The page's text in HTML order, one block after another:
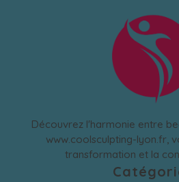
Découvrez l'harmonie entre
www.coolsculpting-lyon.fr,
transformation et la